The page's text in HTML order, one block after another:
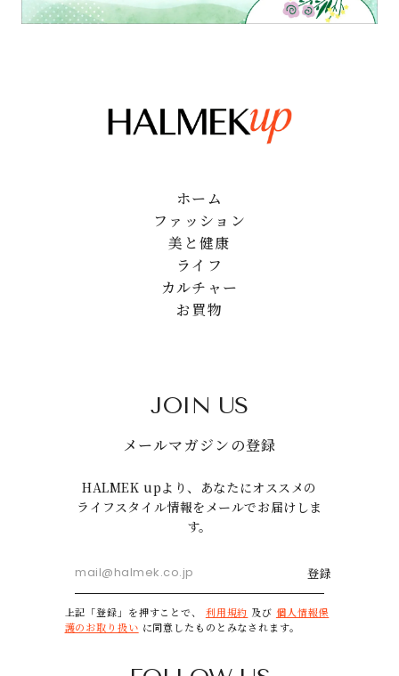
ホーム
ファッション
美と健康
ライフ
カルチャー
お買物
JOIN US
メールマガジンの登録
HALMEK upより、あなたにオススメの
ライフスタイル情報をメールでお届けしま
す。
登録
上記「登録」を押すことで、 利用規約 及び 個人情報保
護のお取り扱い に同意したものとみなされます。